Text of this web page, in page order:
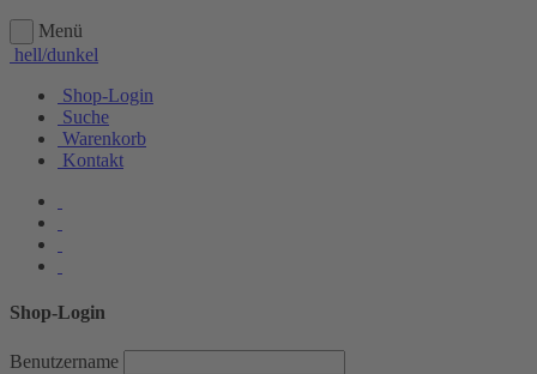
Menü
hell/dunkel
Shop-Login
Suche
Warenkorb
Kontakt
Shop-Login
Benutzername